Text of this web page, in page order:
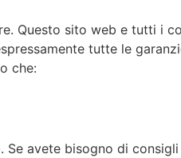
Questo sito web e tutti i
tutte le
che:
avete bisogno di